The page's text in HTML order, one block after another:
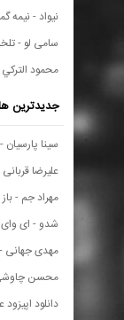
نیواد - نیمه
سامی لو -
محمود
جدیدترین
سینا پارسیان
علیرضا
مهراد جم -
شدو - ای وای
مهدی جهانی
محسن
دانلود